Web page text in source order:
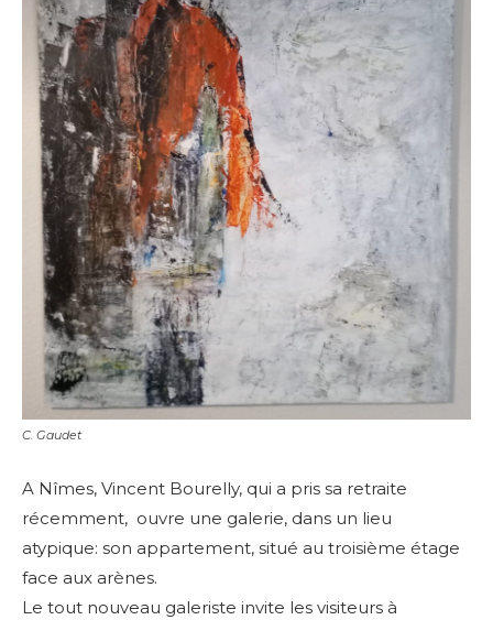
C. Gaudet
A Nîmes, Vincent Bourelly, qui a pris sa retraite
récemment, ouvre une galerie, dans un lieu
atypique: son appartement, situé au troisième étage
face aux arènes.
Le tout nouveau galeriste invite les visiteurs à